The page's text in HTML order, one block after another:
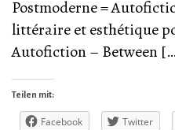
Postmoderne =
littéraire et esthétique
Autofiction – Between
Teilen mit:
Facebook Twitter